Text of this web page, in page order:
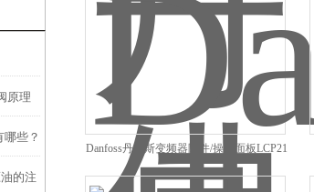
原理
些？
的注
Danfoss丹佛斯变频器附件/操作面板LCP21